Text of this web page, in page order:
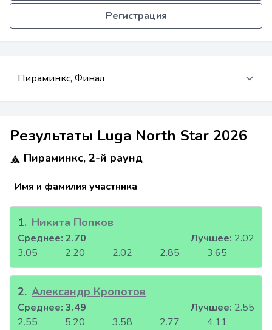
Регистрация
Результаты Luga North Star 2026
Пираминкс, 2-й раунд
Имя и фамилия участника
1. Никита Попков
3.05 2.20 2.02 2.85 3.65
Среднее: 2.70 Лучшее: 2.02
2. Александр Кропотов
2.55 5.20 3.58 2.77 4.11
Среднее: 3.49 Лучшее: 2.55